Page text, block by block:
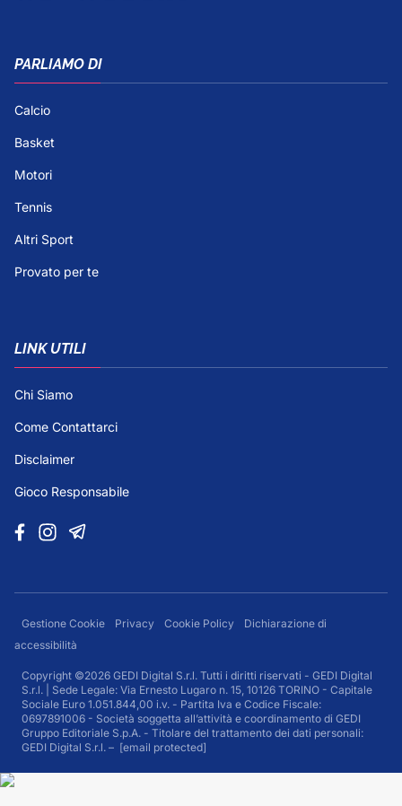
PARLIAMO DI
Calcio
Basket
Motori
Tennis
Altri Sport
Provato per te
LINK UTILI
Chi Siamo
Come Contattarci
Disclaimer
Gioco Responsabile
Gestione Cookie Privacy Cookie Policy
Dichiarazione di
accessibilità
Copyright ©2026 GEDI Digital S.r.l. Tutti i diritti riservati - GEDI Digital
S.r.l. | Sede Legale: Via Ernesto Lugaro n. 15, 10126 TORINO - Capitale
Sociale Euro 1.051.844,00 i.v. - Partita Iva e Codice Fiscale:
0697891006 - Società soggetta all’attività e coordinamento di GEDI
Gruppo Editoriale S.p.A. - Titolare del trattamento dei dati personali:
GEDI Digital S.r.l. – [email protected]